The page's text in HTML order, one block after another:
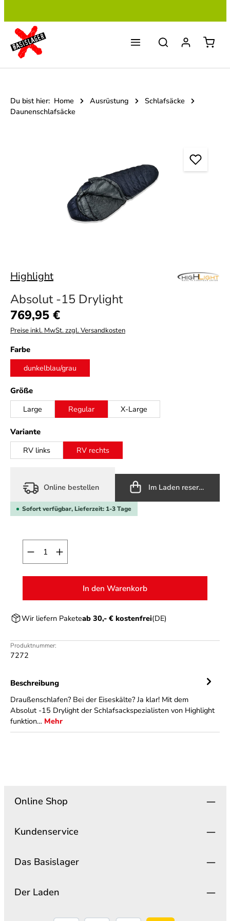
Du bist hier: Home Ausrüstung
Schlafsäcke
Daunenschlafsäcke
Highlight
Absolut -15 Drylight
Regulärer Preis:
769,95 €
Preise inkl. MwSt. zzgl. Versandkosten
Farbeauswählen
dunkelblau/grau
Größeauswählen
Large
Regular X-Large
Varianteauswählen
RV links
RV rechts
Online bestellen Im Laden reservieren
Sofort verfügbar, Lieferzeit: 1-3 Tage
Produkt Anzahl: Gib den gewünschten Wert
In den Warenkorb
Wir liefern Paketeab 30,- € kostenfrei(DE)
Produktnummer:
7272
Beschreibung
Draußenschlafen? Bei der Eiseskälte? Ja klar! Mit dem
Absolut -15 Drylight der Schlafsackspezialisten von Highlight
funktion… Mehr
Online Shop
Kundenservice
Das Basislager
Der Laden